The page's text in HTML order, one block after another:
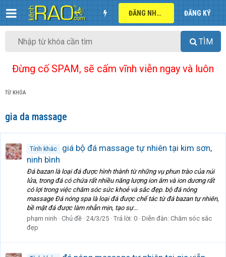
ĐĂNG NHẬP ĐĂNG KÝ
TÌM
Đừng cố SPAM, sẽ cấm vĩnh viễn ngay và luôn
TỪ KHÓA
gia da massage
Tỉnh khác
giá bộ đá massage tự nhiên tại kim sơn,
ninh bình
Đá bazan là loại đá được hình thành từ những vụ phun trào của núi
lửa, trong đá có chứa rất nhiều năng lượng ion âm và ion dương rất
có lợi trong việc chăm sóc sức khoẻ và sắc đẹp. bộ đá nóng
massage Đá nóng spa là loại đá được chế tác từ đá bazan tự nhiên,
bề mặt đá được làm nhẵn mịn, tạo sự...
phạm ninh
Chủ đề 24/3/25 Trả lời: 0 Diễn đàn: Chăm sóc sắc
đẹp